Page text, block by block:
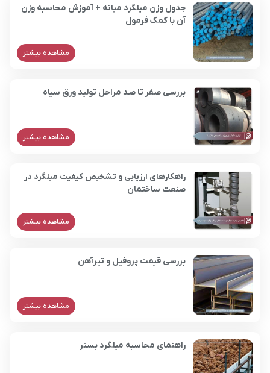
جدول وزن میلگرد میانه + آموزش محاسبه وزن
آن با کمک فرمول
مشاهده بیشتر
بررسی صفر تا صد مراحل تولید ورق سیاه
مشاهده بیشتر
راهکارهای ارزیابی و تشخیص کیفیت میلگرد در
صنعت ساختمان
مشاهده بیشتر
بررسی قیمت پروفیل و تیرآهن
مشاهده بیشتر
راهنمای محاسبه میلگرد بستر